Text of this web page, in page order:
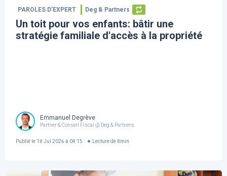
PAROLES D’EXPERT Deg & Partners
Un toit pour vos enfants: bâtir une
stratégie familiale d'accès à la propriété
Emmanuel Degrève
Partner & Conseil Fiscal @ Deg & Partners
Publié le 18 Jul 2026 à 04:15 Lecture de 8min